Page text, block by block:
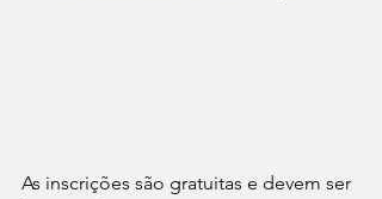
As inscrições são gratuitas e devem ser